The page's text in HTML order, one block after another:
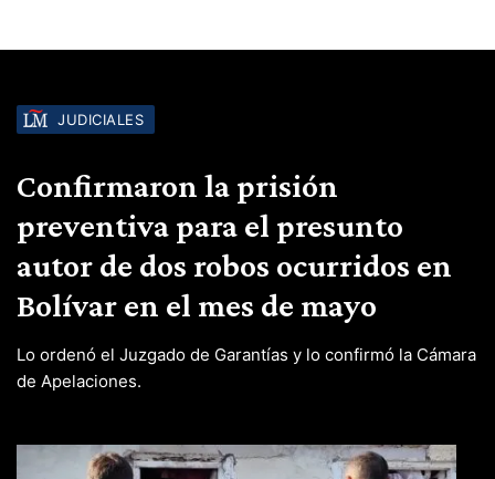
JUDICIALES
Confirmaron la prisión
preventiva para el presunto
autor de dos robos ocurridos en
Bolívar en el mes de mayo
Lo ordenó el Juzgado de Garantías y lo confirmó la Cámara
de Apelaciones.